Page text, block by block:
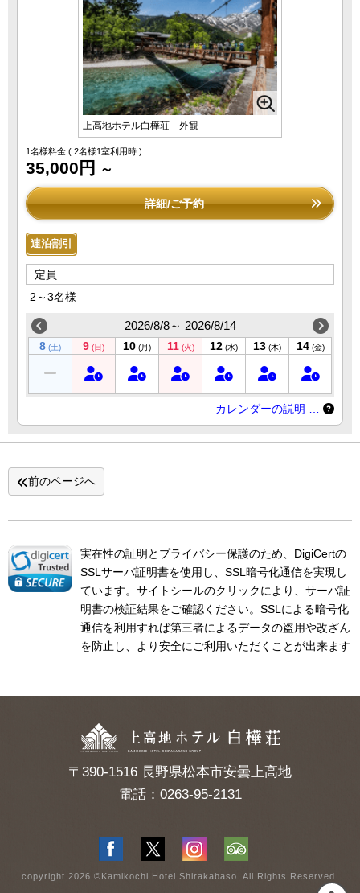
上高地ホテル白樺荘 外観
1名様料金 ( 2名様1室利用時 )
35,000円 ～
詳細/ご予約
連泊割引
定員
2～3名様
2026/8/8～ 2026/8/14
8 (土) 9 (日) 10 (月) 11 (火) 12 (水) 13 (木) 14 (金)
カレンダーの説明 …
前のページへ
実在性の証明とプライバシー保護のため、DigiCertの
SSLサーバ証明書を使用し、SSL暗号化通信を実現し
ています。サイトシールのクリックにより、サーバ証
明書の検証結果をご確認ください。SSLによる暗号化
通信を利用すれば第三者によるデータの盗用や改ざん
を防止し、より安全にご利用いただくことが出来ます
〒390-1516 長野県松本市安曇上高地
電話：0263-95-2131
copyright 2026 ©Kamikochi Hotel Shirakabaso. All Rights Reserved.